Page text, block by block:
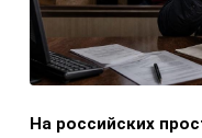
На российских